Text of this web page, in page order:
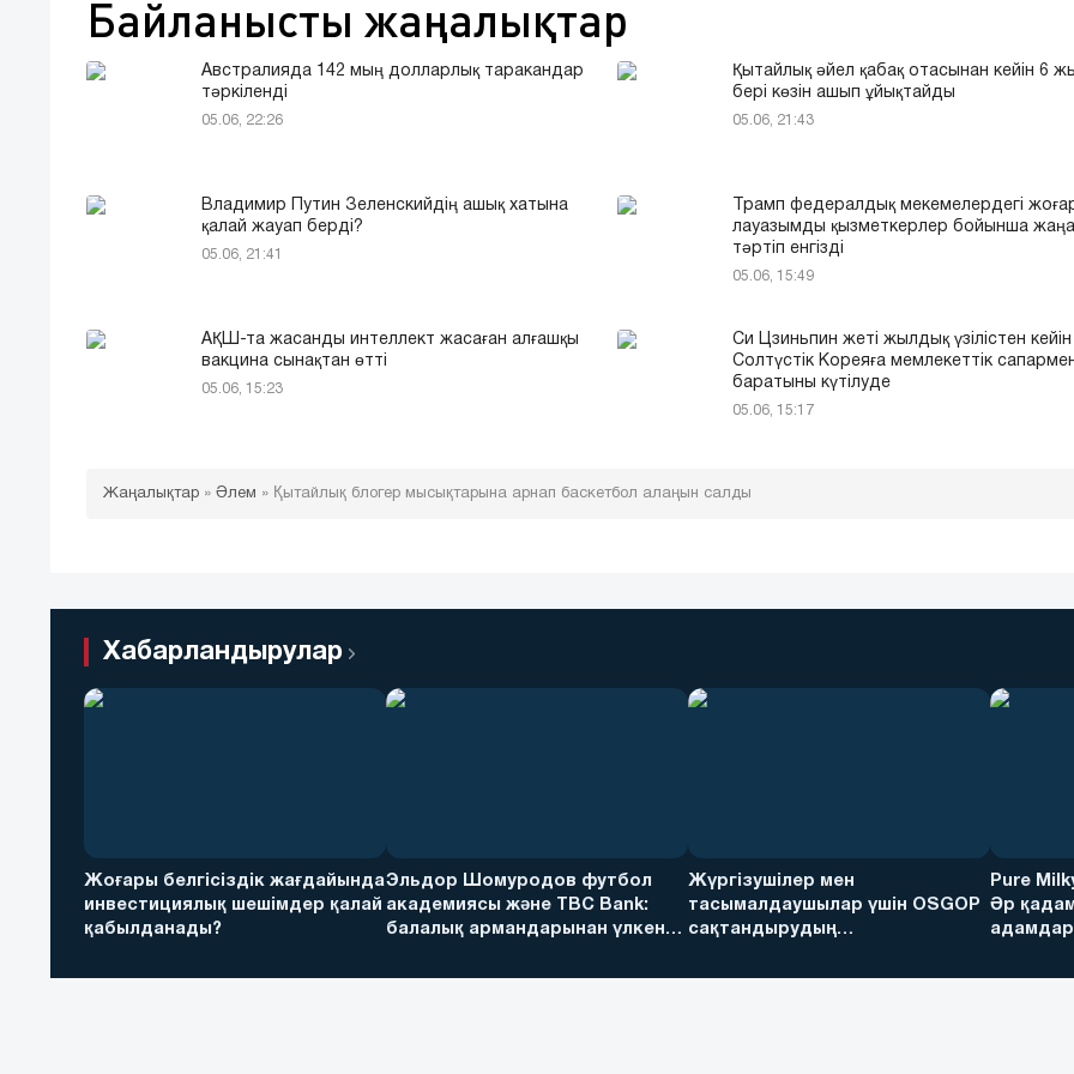
Байланысты жаңалықтар
Австралияда 142 мың долларлық таракандар
тәркіленді
05.06, 22:26
Қытайлық әйел қабақ отасынан кейін 6
бері көзін ашып ұйықтайды
05.06, 21:43
Владимир Путин Зеленскийдің ашық хатына
қалай жауап берді?
05.06, 21:41
Трамп федералдық мекемелердегі
лауазымды қызметкерлер бойынша жаңа
тәртіп енгізді
05.06, 15:49
АҚШ-та жасанды интеллект жасаған алғашқы
вакцина сынақтан өтті
05.06, 15:23
Си Цзиньпин жеті жылдық үзілістен кейін
Солтүстік Кореяға мемлекеттік сапармен
баратыны күтілуде
05.06, 15:17
Жаңалықтар » Әлем » Қытайлық блогер мысықтарына арнап баскетбол алаңын салды
Хабарландырулар
Жоғары белгісіздік жағдайында
инвестициялық шешімдер қалай
қабылданады?
Эльдор Шомуродов футбол
академиясы және TBC Bank:
балалық армандарынан үлкен
Жүргізушілер мен
тасымалдаушылар үшін OSGOP
сақтандырудың
Pure
Әр